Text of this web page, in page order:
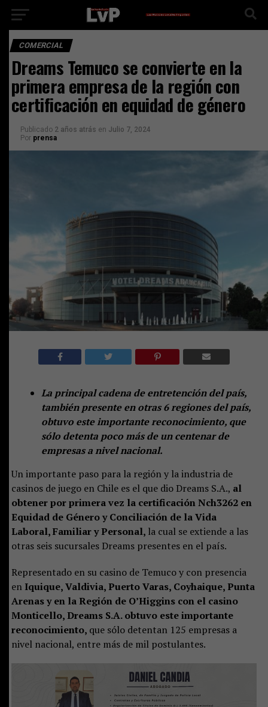
COMERCIAL
Dreams Temuco se convierte en la
primera empresa de la región con
certificación en equidad de género
Publicado 2 años atrás en Julio 7, 2024
Por prensa
La principal cadena de entretención del país,
también presente en otras 6 regiones del país,
obtuvo este importante reconocimiento, que
sólo detenta poco más de un centenar de
empresas a nivel nacional.
Un importante paso para la región y la industria de
casinos de juego en Chile es el que dio Dreams S.A., al
obtener por primera vez la certificación Nch3262 en
Equidad de Género y Conciliación de la Vida
Laboral, Familiar y Personal, la cual se extiende a las
otras seis sucursales Dreams presentes en el país.
Representado en su casino de Temuco y con presencia
en Iquique, Valdivia, Puerto Varas, Coyhaique, Punta
Arenas y en la Región de O’Higgins con el casino
Monticello, Dreams S.A. obtuvo este importante
reconocimiento, que sólo detentan 125 empresas a
nivel nacional, entre más de mil postulantes.